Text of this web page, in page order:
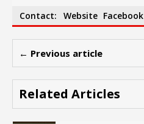
Contact:
Website Facebook
← Previous article
Related Articles